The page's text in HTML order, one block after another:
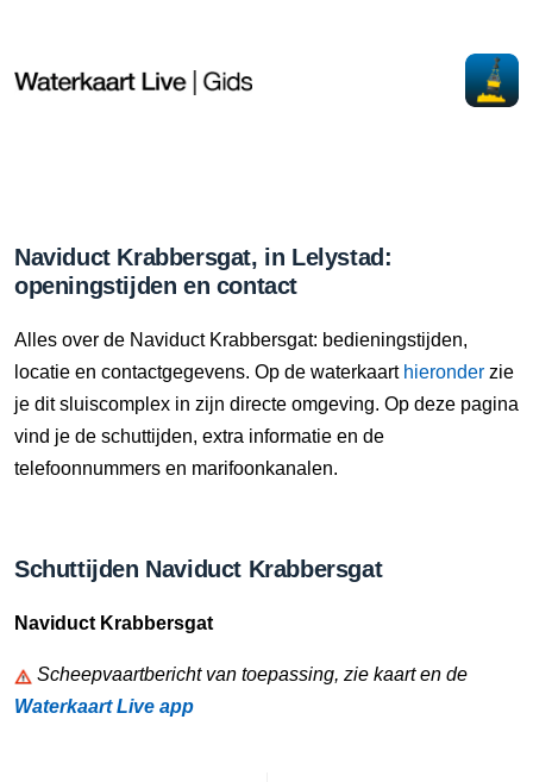
Naviduct Krabbersgat, in Lelystad:
openingstijden en contact
Alles over de Naviduct Krabbersgat: bedieningstijden,
locatie en contactgegevens. Op de waterkaart hieronder zie
je dit sluiscomplex in zijn directe omgeving. Op deze pagina
vind je de schuttijden, extra informatie en de
telefoonnummers en marifoonkanalen.
Schuttijden Naviduct Krabbersgat
Naviduct Krabbersgat
Scheepvaartbericht van toepassing, zie kaart en de
Waterkaart Live app